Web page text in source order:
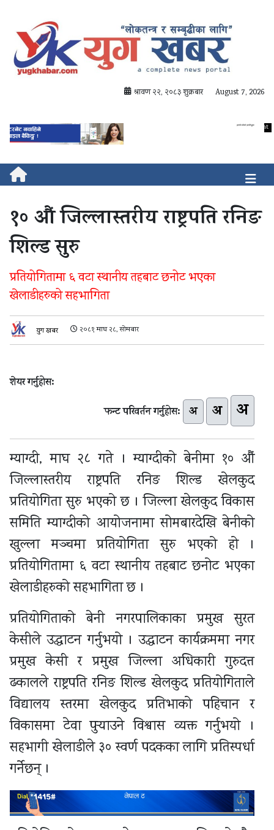
श्रावण २२, २०८३ शुक्रबार August 7, 2026
१० औं जिल्लास्तरीय राष्ट्रपति रनिङ
शिल्ड सुरु
प्रतियोगितामा ६ वटा स्थानीय तहबाट छनोट भएका
खेलाडीहरुको सहभागिता
युग खबर २०८१ माघ २८, सोमबार
शेयर गर्नुहोस:
फन्ट परिवर्तन गर्नुहोस: अ अ अ
म्याग्दी, माघ २८ गते । म्याग्दीको बेनीमा १० औं
जिल्लास्तरीय राष्ट्रपति रनिङ शिल्ड खेलकुद
प्रतियोगिता सुरु भएको छ । जिल्ला खेलकुद विकास
समिति म्याग्दीको आयोजनामा सोमबारदेखि बेनीको
खुल्ला मञ्चमा प्रतियोगिता सुरु भएको हो ।
प्रतियोगितामा ६ वटा स्थानीय तहबाट छनोट भएका
खेलाडीहरुको सहभागिता छ ।
प्रतियोगिताको बेनी नगरपालिकाका प्रमुख सुरत
केसीले उद्घाटन गर्नुभयो । उद्घाटन कार्यक्रममा नगर
प्रमुख केसी र प्रमुख जिल्ला अधिकारी गुरुदत्त
ढकालले राष्ट्रपति रनिङ शिल्ड खेलकुद प्रतियोगिताले
विद्यालय स्तरमा खेलकुद प्रतिभाको पहिचान र
विकासमा टेवा पुर्‍याउने विश्वास व्यक्त गर्नुभयो ।
सहभागी खेलाडीले ३० स्वर्ण पदकका लागि प्रतिस्पर्धा
गर्नेछन् ।